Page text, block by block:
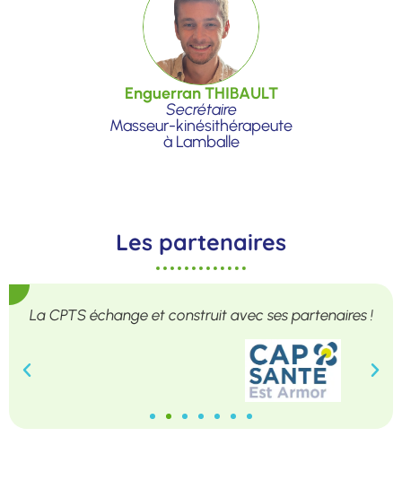
Enguerran THIBAULT
Secrétaire
Masseur-kinésithérapeute
à Lamballe
Les partenaires
La CPTS échange et construit avec ses partenaires !